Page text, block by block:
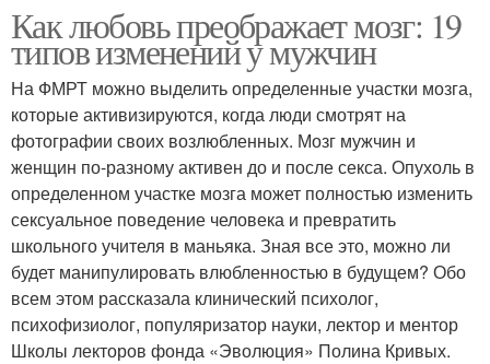
Как любовь преображает мозг: 19
типов изменений у мужчин
На ФМРТ можно выделить определенные участки мозга,
которые активизируются, когда люди смотрят на
фотографии своих возлюбленных. Мозг мужчин и
женщин по-разному активен до и после секса. Опухоль в
определенном участке мозга может полностью изменить
сексуальное поведение человека и превратить
школьного учителя в маньяка. Зная все это, можно ли
будет манипулировать влюбленностью в будущем? Обо
всем этом рассказала клинический психолог,
психофизиолог, популяризатор науки, лектор и ментор
Школы лекторов фонда «Эволюция» Полина Кривых.